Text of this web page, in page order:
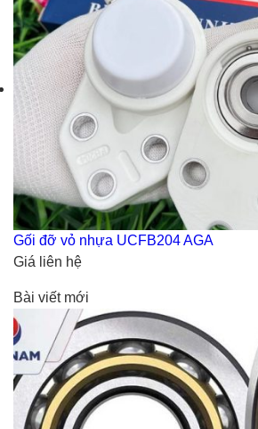
Gối đỡ vỏ nhựa UCFB204 AGA
Giá liên hệ
Bài viết mới